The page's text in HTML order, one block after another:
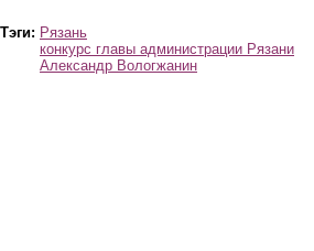
Тэги: Рязань
конкурс главы администрации Рязани
Александр Вологжанин